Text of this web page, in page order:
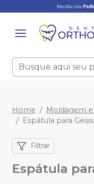
Home
Moldagem
Espátula para
Filtrar
Espátula